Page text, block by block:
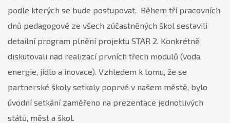
podle kterých se bude postupovat. Během tří pracovních
dnů pedagogové ze všech zúčastněných škol sestavili
detailní program plnění projektu STAR 2. Konkrétně
diskutovali nad realizací prvních třech modulů (voda,
energie, jídlo a inovace). Vzhledem k tomu, že se
partnerské školy setkaly poprvé v našem městě, bylo
úvodní setkání zaměřeno na prezentace jednotlivých
států, měst a škol.